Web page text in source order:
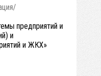
предприятий и
и
и ЖКХ»